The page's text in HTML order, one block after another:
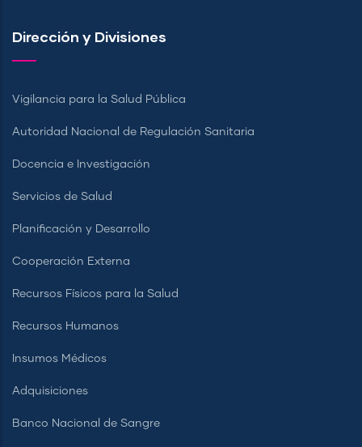
Dirección y Divisiones
Vigilancia para la Salud Pública
Autoridad Nacional de Regulación Sanitaria
Docencia e Investigación
Servicios de Salud
Planificación y Desarrollo
Cooperación Externa
Recursos Físicos para la Salud
Recursos Humanos
Insumos Médicos
Adquisiciones
Banco Nacional de Sangre